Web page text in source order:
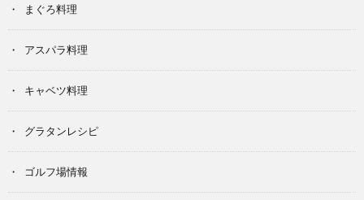
まぐろ料理
アスパラ料理
キャベツ料理
グラタンレシピ
ゴルフ場情報